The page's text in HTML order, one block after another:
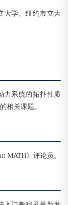
大学、纽约市立大
力系统的拓扑性质
相关课题。
MATH》评论员。